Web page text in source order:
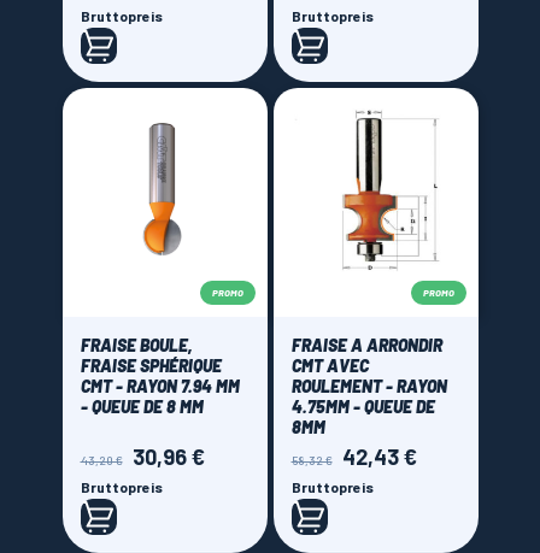
CMT Orange tools
Sistemi Klein
Price
Bruttopreis Bruttopreis
PROMO
FRAISE BOULE,
FRAISE SPHÉRIQUE
CMT - RAYON 7.94 MM
- QUEUE DE 8 MM
Verkaufspreis
43,20 € Preis
30,96 €
Bruttopreis
PROMO
FRAISE A ARRONDIR
CMT AVEC
ROULEMENT - RAYON
4.75MM - QUEUE DE
8MM
Verkaufspreis
58,32 € Preis
42,43 €
Bruttopreis